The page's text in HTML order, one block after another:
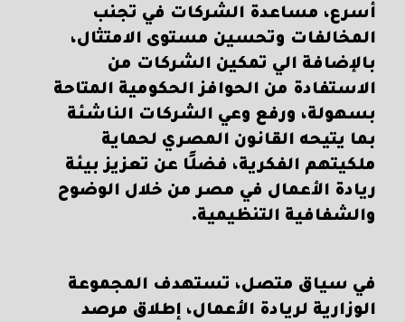
أسرع، مساعدة الشركات في تجنب
المخالفات وتحسين مستوى الامتثال،
بالإضافة الي تمكين الشركات من
الاستفادة من الحوافز الحكومية المتاحة
بسهولة، ورفع وعي الشركات الناشئة
بما يتيحه القانون المصري لحماية
ملكيتهم الفكرية، فضلًا عن تعزيز بيئة
ريادة الأعمال في مصر من خلال الوضوح
والشفافية التنظيمية.
في سياق متصل، تستهدف المجموعة
الوزارية لريادة الأعمال، إطلاق مرصد